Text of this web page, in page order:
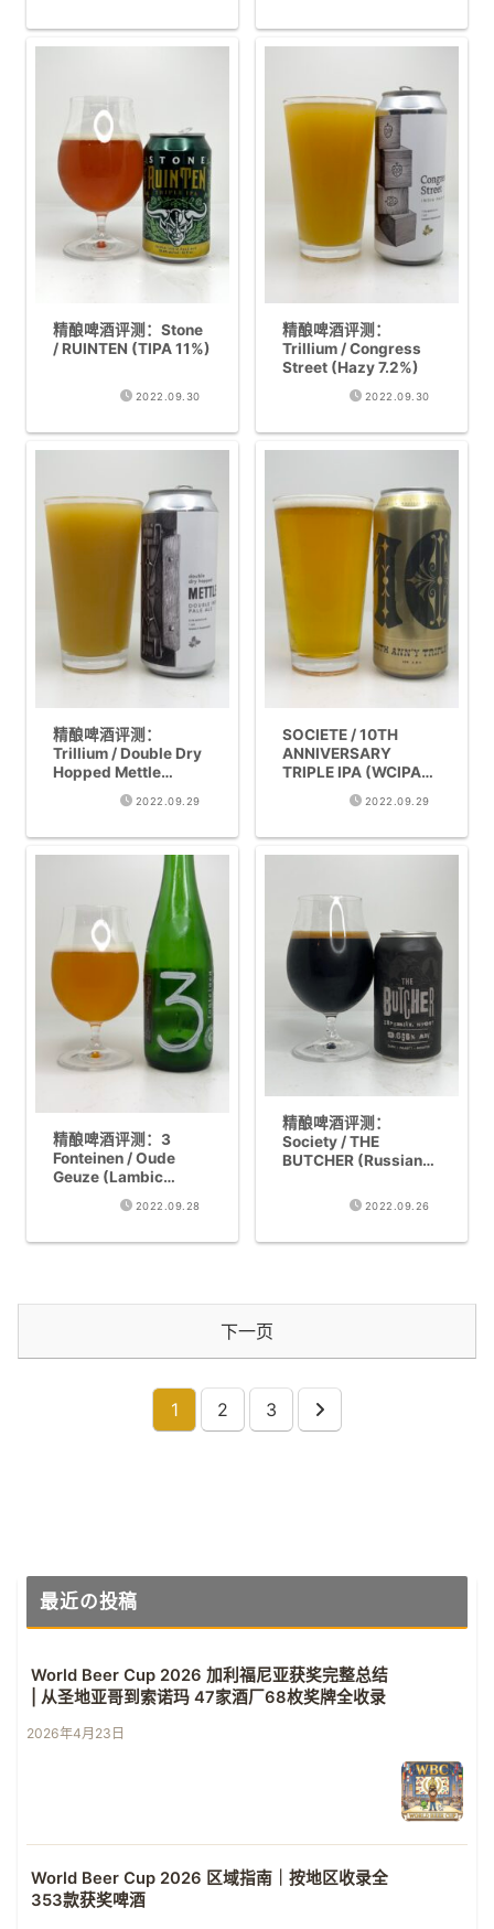
精酿啤酒评测：Stone
/ RUINTEN (TIPA 11%)
2022.09.30
精酿啤酒评测：
Trillium / Congress
Street (Hazy 7.2%)
2022.09.30
精酿啤酒评测：
Trillium / Double Dry
Hopped Mettle
Double IPA (8.4%)
2022.09.29
SOCIETE / 10TH
ANNIVERSARY
TRIPLE IPA (WCIPA
10%) 品鉴评测
2022.09.29
精酿啤酒评测：3
Fonteinen / Oude
Geuze (Lambic
Geuze 7.2%)
2022.09.28
精酿啤酒评测：
Society / THE
BUTCHER (Russian
2022.09.26
下一页
1 2 3
下
最近の投稿
World Beer Cup 2026 加利福尼亚获奖完整总结
| 从圣地亚哥到索诺玛 47家酒厂68枚奖牌全收录
2026年4月23日
World Beer Cup 2026 区域指南｜按地区收录全
353款获奖啤酒